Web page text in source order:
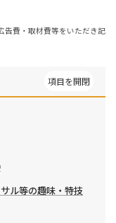
告費・取材費等をいただき記
ル等の趣味・特技